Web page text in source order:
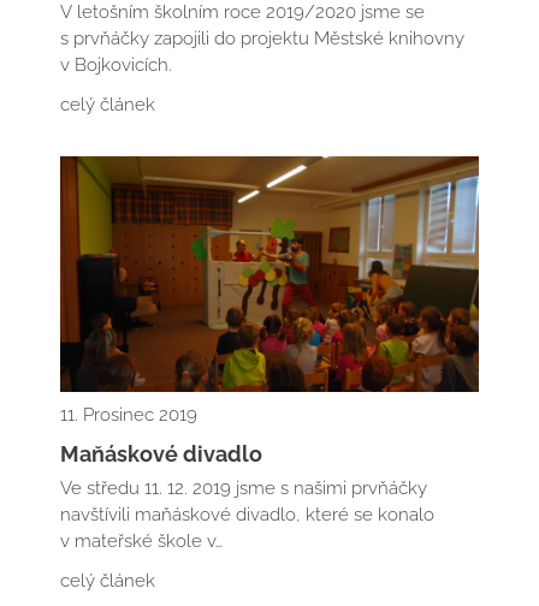
V letošním školním roce 2019/2020 jsme se
s prvňáčky zapojili do projektu Městské knihovny
v Bojkovicích.
celý článek
11. Prosinec 2019
Maňáskové divadlo
Ve středu 11. 12. 2019 jsme s našimi prvňáčky
navštívili maňáskové divadlo, které se konalo
v mateřské škole v…
celý článek